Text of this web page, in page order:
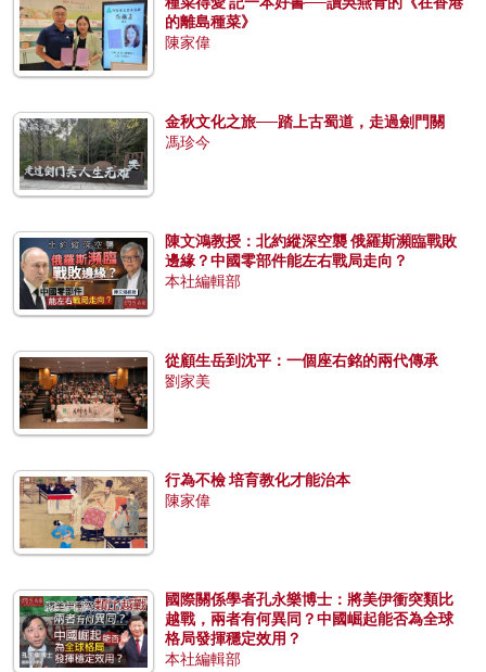
的離島種菜》
陳家偉
金秋文化之旅──踏上古蜀道，走過劍門關
馮珍今
陳文鴻教授：北約縱深空襲 俄羅斯瀕臨戰敗
邊緣？中國零部件能左右戰局走向？
本社編輯部
從顧生岳到沈平：一個座右銘的兩代傳承
劉家美
行為不檢 培育教化才能治本
陳家偉
國際關係學者孔永樂博士：將美伊衝突類比
越戰，兩者有何異同？中國崛起能否為全球
格局發揮穩定效用？
本社編輯部